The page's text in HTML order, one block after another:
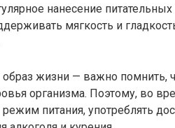
нанесение
мягкость и
жизни — важно помнить,
организма. Поэтому, во
питания, употреблять